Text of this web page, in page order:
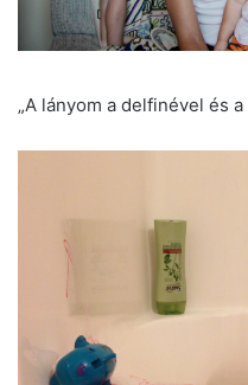
„A lányom a delfinével és